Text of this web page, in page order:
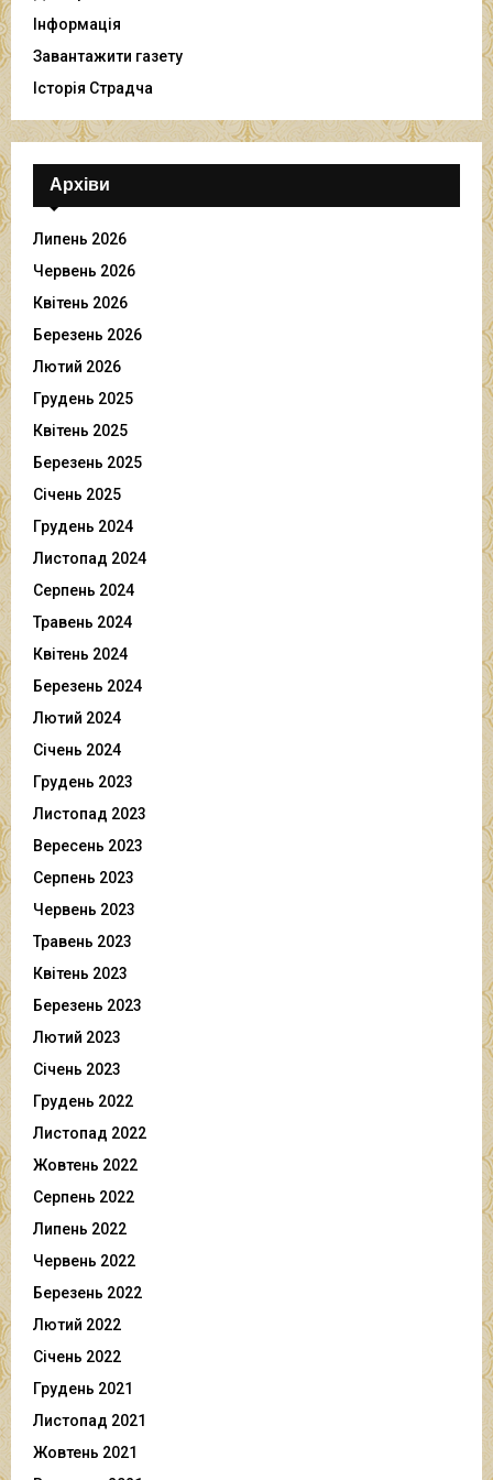
Інформація
Завантажити газету
Історія Страдча
Архіви
Липень 2026
Червень 2026
Квітень 2026
Березень 2026
Лютий 2026
Грудень 2025
Квітень 2025
Березень 2025
Січень 2025
Грудень 2024
Листопад 2024
Серпень 2024
Травень 2024
Квітень 2024
Березень 2024
Лютий 2024
Січень 2024
Грудень 2023
Листопад 2023
Вересень 2023
Серпень 2023
Червень 2023
Травень 2023
Квітень 2023
Березень 2023
Лютий 2023
Січень 2023
Грудень 2022
Листопад 2022
Жовтень 2022
Серпень 2022
Липень 2022
Червень 2022
Березень 2022
Лютий 2022
Січень 2022
Грудень 2021
Листопад 2021
Жовтень 2021